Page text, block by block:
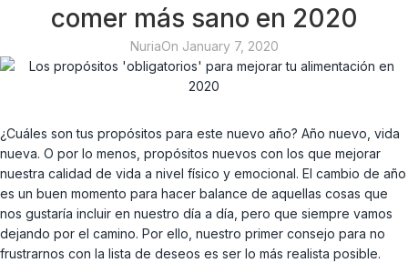
comer más sano en 2020
NuriaOn January 7, 2020
¿Cuáles son tus propósitos para este nuevo año? Año nuevo, vida
nueva. O por lo menos, propósitos nuevos con los que mejorar
nuestra calidad de vida a nivel físico y emocional. El cambio de año
es un buen momento para hacer balance de aquellas cosas que
nos gustaría incluir en nuestro día a día, pero que siempre vamos
dejando por el camino. Por ello, nuestro primer consejo para no
frustrarnos con la lista de deseos es ser lo más realista posible.